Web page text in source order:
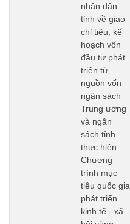
nhân dân
tỉnh về giao
chỉ tiêu, kế
hoạch vốn
đầu tư phát
triển từ
nguồn vốn
ngân sách
Trung ương
và ngân
sách tỉnh
thực hiện
Chương
trình mục
tiêu quốc gia
phát triển
kinh tế - xã